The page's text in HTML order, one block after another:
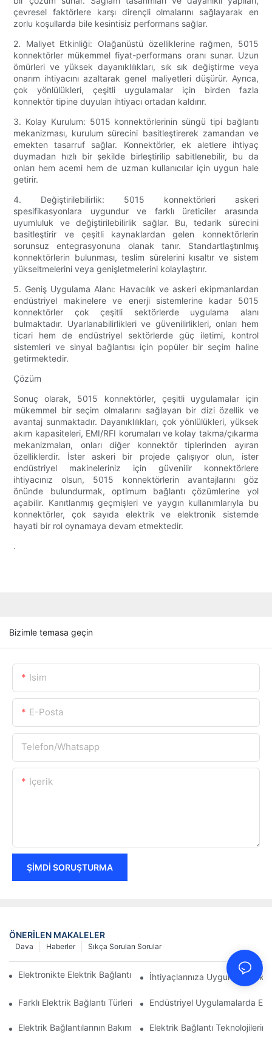
çevresel faktörlere karşı dirençli olmalarını sağlayarak en
zorlu koşullarda bile kesintisiz performans sağlar.
2. Maliyet Etkinliği: Olağanüstü özelliklerine rağmen, 5015
konnektörler mükemmel fiyat-performans oranı sunar. Uzun
ömürleri ve yüksek dayanıklılıkları, sık sık değiştirme veya
onarım ihtiyacını azaltarak genel maliyetleri düşürür. Ayrıca,
çok yönlülükleri, çeşitli uygulamalar için birden fazla
konnektör tipine duyulan ihtiyacı ortadan kaldırır.
3. Kolay Kurulum: 5015 konnektörlerinin süngü tipi bağlantı
mekanizması, kurulum sürecini basitleştirerek zamandan ve
emekten tasarruf sağlar. Konnektörler, ek aletlere ihtiyaç
duymadan hızlı bir şekilde birleştirilip sabitlenebilir, bu da
onları hem acemi hem de uzman kullanıcılar için uygun hale
getirir.
4. Değiştirilebilirlik: 5015 konnektörleri askeri
spesifikasyonlara uygundur ve farklı üreticiler arasında
uyumluluk ve değiştirilebilirlik sağlar. Bu, tedarik sürecini
basitleştirir ve çeşitli kaynaklardan gelen konnektörlerin
sorunsuz entegrasyonuna olanak tanır. Standartlaştırılmış
konnektörlerin bulunması, teslim sürelerini kısaltır ve sistem
yükseltmelerini veya genişletmelerini kolaylaştırır.
5. Geniş Uygulama Alanı: Havacılık ve askeri ekipmanlardan
endüstriyel makinelere ve enerji sistemlerine kadar 5015
konnektörler çok çeşitli sektörlerde uygulama alanı
bulmaktadır. Uyarlanabilirlikleri ve güvenilirlikleri, onları hem
ticari hem de endüstriyel sektörlerde güç iletimi, kontrol
sistemleri ve sinyal bağlantısı için popüler bir seçim haline
getirmektedir.
Çözüm
Sonuç olarak, 5015 konnektörler, çeşitli uygulamalar için
mükemmel bir seçim olmalarını sağlayan bir dizi özellik ve
avantaj sunmaktadır. Dayanıklılıkları, çok yönlülükleri, yüksek
akım kapasiteleri, EMI/RFI korumaları ve kolay takma/çıkarma
mekanizmaları, onları diğer konnektör tiplerinden ayıran
özelliklerdir. İster askeri bir projede çalışıyor olun, ister
endüstriyel makineleriniz için güvenilir konnektörlere
ihtiyacınız olsun, 5015 konnektörlerin avantajlarını göz
önünde bulundurmak, optimum bağlantı çözümlerine yol
açabilir. Kanıtlanmış geçmişleri ve yaygın kullanımlarıyla bu
konnektörler, çok sayıda elektrik ve elektronik sistemde
hayati bir rol oynamaya devam etmektedir.
.
Bizimle temasa geçin
Isim
E-Posta
Telefon/whatsapp
Içerik
ŞIMDI SORUŞTURMA
ÖNERILEN MAKALELER
Sıkça Sorulan Sorular
Haberler
Dava
Elektronikte Elektrik Bağlantıları Üzerinde Teknolojinin Etkisi
İhtiyaçlarınıza Uygun Elektrik
Farklı Elektrik Bağlantı Türlerinin Karşılaştırmalı Analizi
Endüstriyel Uygulamalarda
Elektrik Bağlantılarının Bakımı İçin En İyi Uygulamalar
Elektrik Bağlantı